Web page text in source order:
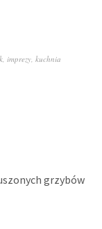
imprezy kuchnia
grzybów